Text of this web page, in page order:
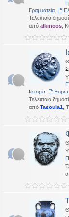
Γραμματεία
Τελευταία
από alkinoos ,
Ιστορία
Τελευταία
από Tasoula1 ,